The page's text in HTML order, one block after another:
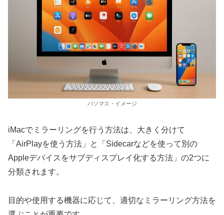
パソマス・イメージ
iMacでミラーリングを行う方法は、大きく分けて
「AirPlayを使う方法」と「Sidecarなどを使って別の
Appleデバイスをサブディスプレイ化する方法」の2つに
分類されます。
目的や使用する機器に応じて、適切なミラーリング方法を